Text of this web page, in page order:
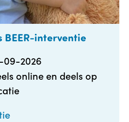
BEER-interventie
09-2026
online en deels op